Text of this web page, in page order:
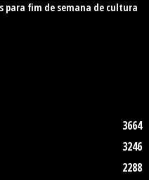
para fim de semana de cultura
3664
3246
2288